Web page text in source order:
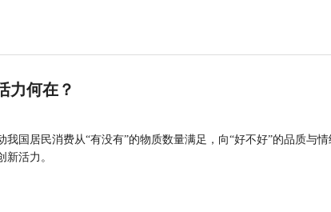
力何在？
国居民消费从“有没有”的物质数量满足，向“好不好”的品质与情
活力。